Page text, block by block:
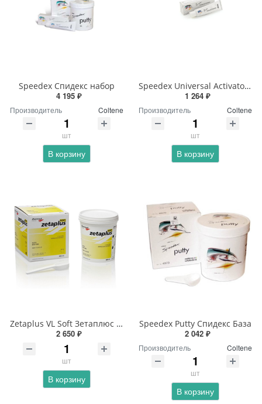
Speedex Спидекс набор
4 195 ₽
Производитель Coltene
шт
В корзину
Speedex Universal Activator Спидекс активатор
1 264 ₽
Производитель Coltene
шт
В корзину
Zetaplus VL Soft Зетаплюс Набор
2 650 ₽
шт
В корзину
Speedex Putty Спидекс База
2 042 ₽
Производитель Coltene
шт
В корзину